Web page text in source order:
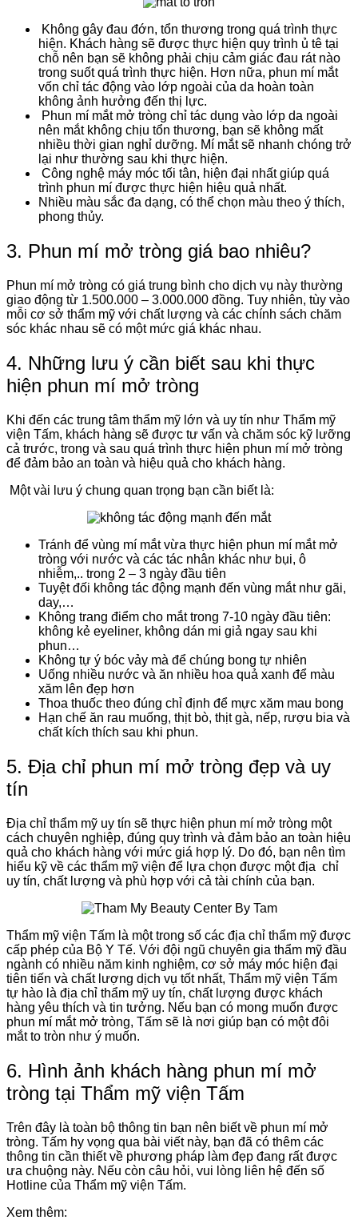
Không gây đau đớn, tổn thương trong quá trình thực
hiện. Khách hàng sẽ được thực hiện quy trình ủ tê tại
chỗ nên bạn sẽ không phải chịu cảm giác đau rát nào
trong suốt quá trình thực hiện. Hơn nữa, phun mí mắt
vốn chỉ tác động vào lớp ngoài của da hoàn toàn
không ảnh hưởng đến thị lực.
Phun mí mắt mở tròng chỉ tác dụng vào lớp da ngoài
nên mắt không chịu tổn thương, bạn sẽ không mất
nhiều thời gian nghỉ dưỡng. Mí mắt sẽ nhanh chóng trở
lại như thường sau khi thực hiện.
Công nghệ máy móc tối tân, hiện đại nhất giúp quá
trình phun mí được thực hiện hiệu quả nhất.
Nhiều màu sắc đa dạng, có thể chọn màu theo ý thích,
phong thủy.
3. Phun mí mở tròng giá bao nhiêu?
Phun mí mở tròng có giá trung bình cho dịch vụ này thường
giao động từ 1.500.000 – 3.000.000 đồng. Tuy nhiên, tùy vào
mỗi cơ sở thẩm mỹ với chất lượng và các chính sách chăm
sóc khác nhau sẽ có một mức giá khác nhau.
4. Những lưu ý cần biết sau khi thực
hiện phun mí mở tròng
Khi đến các trung tâm thẩm mỹ lớn và uy tín như Thẩm mỹ
viện Tấm, khách hàng sẽ được tư vấn và chăm sóc kỹ lưỡng
cả trước, trong và sau quá trình thực hiện phun mí mở tròng
để đảm bảo an toàn và hiệu quả cho khách hàng.
Một vài lưu ý chung quan trọng bạn cần biết là:
Tránh để vùng mí mắt vừa thực hiện phun mí mắt mở
tròng với nước và các tác nhân khác như bụi, ô
nhiễm,.. trong 2 – 3 ngày đầu tiên
Tuyệt đối không tác động mạnh đến vùng mắt như gãi,
day,…
Không trang điểm cho mắt trong 7-10 ngày đầu tiên:
không kẻ eyeliner, không dán mi giả ngay sau khi
phun…
Không tự ý bóc vảy mà để chúng bong tự nhiên
Uống nhiều nước và ăn nhiều hoa quả xanh để màu
xăm lên đẹp hơn
Thoa thuốc theo đúng chỉ định để mực xăm mau bong
Hạn chế ăn rau muống, thịt bò, thịt gà, nếp, rượu bia và
chất kích thích sau khi phun.
5. Địa chỉ phun mí mở tròng đẹp và uy
tín
Địa chỉ thẩm mỹ uy tín sẽ thực hiện phun mí mở tròng một
cách chuyên nghiệp, đúng quy trình và đảm bảo an toàn hiệu
quả cho khách hàng với mức giá hợp lý. Do đó, bạn nên tìm
hiểu kỹ về các thẩm mỹ viện để lựa chọn được một địa chỉ
uy tín, chất lượng và phù hợp với cả tài chính của bạn.
Thẩm mỹ viện Tấm là một trong số các địa chỉ thẩm mỹ được
cấp phép của Bộ Y Tế. Với đội ngũ chuyên gia thẩm mỹ đầu
ngành có nhiều năm kinh nghiệm, cơ sở máy móc hiện đại
tiên tiến và chất lượng dịch vụ tốt nhất, Thẩm mỹ viện Tấm
tự hào là địa chỉ thẩm mỹ uy tín, chất lượng được khách
hàng yêu thích và tin tưởng. Nếu bạn có mong muốn được
phun mí mắt mở tròng, Tấm sẽ là nơi giúp bạn có một đôi
mắt to tròn như ý muốn.
6. Hình ảnh khách hàng phun mí mở
tròng tại Thẩm mỹ viện Tấm
Trên đây là toàn bộ thông tin bạn nên biết về phun mí mở
tròng. Tấm hy vọng qua bài viết này, bạn đã có thêm các
thông tin cần thiết về phương pháp làm đẹp đang rất được
ưa chuộng này. Nếu còn câu hỏi, vui lòng liên hệ đến số
Hotline của Thẩm mỹ viện Tấm.
Xem thêm: